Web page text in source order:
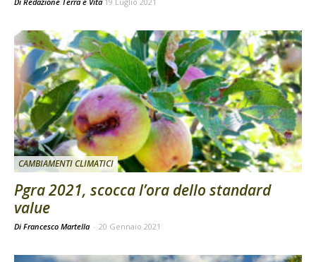
CAMBIAMENTI CLIMATICI
Pgra 2021, scocca l’ora dello standard
value
Di Francesco Martella - 20 Gennaio 2021